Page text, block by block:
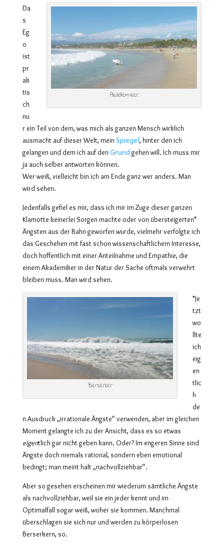
Akademiker
Da
s
Eg
o
ist
pr
ak
tis
ch
nu
r ein Teil von dem, was mich als ganzen Mensch wirklich
ausmacht auf dieser Welt, mein Spiegel, hinter den ich
gelangen und dem ich auf den Grundgehen will. Ich muss mir
ja auch selber antworten können.
Wer weiß, vielleicht bin ich am Ende ganz wer anders. Man
wird sehen.
Jedenfalls gefiel es mir, dass ich mir im Zuge dieser ganzen
Klamotte keinerlei Sorgen machte oder von übersteigerten*
Ängsten aus der Bahn geworfen wurde, vielmehr verfolgte ich
das Geschehen mit fast schon wissenschaftlichem Interesse,
doch hoffentlich mit einer Anteilnahme und Empathie, die
einem Akademiker in der Natur der Sache oftmals verwehrt
bleiben muss. Man wird sehen.
Berserker
*Je
tzt
wo
llte
ich
eig
en
tlic
h
de
n Ausdruck „irrationale Ängste“ verwenden, aber im gleichen
Moment gelangte ich zu der Ansicht, dass es so etwas
eigentlich gar nicht geben kann. Oder? Im engeren Sinne sind
Ängste doch niemals rational, sondern eben emotional
bedingt; man meint halt „nachvollziehbar“.
Aber so gesehen erscheinen mir wiederum sämtliche Ängste
als nachvollziehbar, weil sie ein jeder kennt und im
Optimalfall sogar weiß, woher sie kommen. Manchmal
überschlagen sie sich nur und werden zu körperlosen
Berserkern, so.